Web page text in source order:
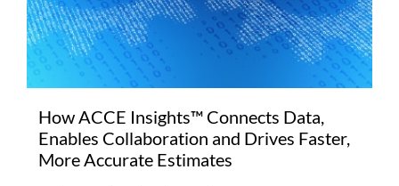
How ACCE Insights™ Connects Data,
Enables Collaboration and Drives Faster,
More Accurate Estimates